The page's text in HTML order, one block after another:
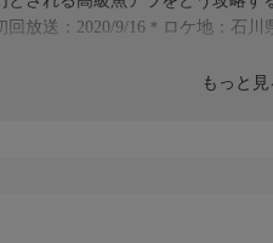
もっと見
回放送：2020/9/16＊ロケ地：石川